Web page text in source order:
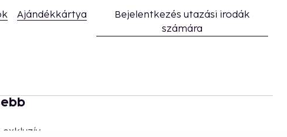
Ajándékkártya
Bejelentkezés utazási irodák
számára
exkluzív